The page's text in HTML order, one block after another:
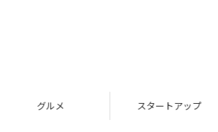
スタートアップ